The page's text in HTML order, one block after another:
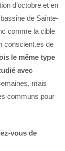
d’octobre et en
de Sainte-
comme la cible
conscient.es de
le même type
avec
mais
communs pour
vous de